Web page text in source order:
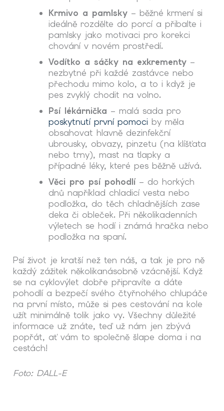
Krmivo a pamlsky – běžné krmení si
ideálně rozdělte do porcí a přibalte i
pamlsky jako motivaci pro korekci
chování v novém prostředí.
Vodítko a sáčky na exkrementy –
nezbytné při každé zastávce nebo
přechodu mimo kolo, a to i když je
pes zvyklý chodit na volno.
Psí lékárnička – malá sada pro
poskytnutí první pomoci by měla
obsahovat hlavně dezinfekční
ubrousky, obvazy, pinzetu (na klíšťata
nebo trny), mast na tlapky a
případné léky, které pes běžně užívá.
Věci pro psí pohodlí– do horkých
dnů například chladicí vesta nebo
podložka, do těch chladnějších zase
deka či obleček. Při několikadenních
výletech se hodí i známá hračka nebo
podložka na spaní.
Psí život je kratší než ten náš, a tak je pro ně
každý zážitek několikanásobně vzácnější. Když
se na cyklovýlet dobře připravíte a dáte
pohodlí a bezpečí svého čtyřnohého chlupáče
na první místo, může si pes cestování na kole
užít minimálně tolik jako vy. Všechny důležité
informace už znáte, teď už nám jen zbývá
popřát, ať vám to společně šlape doma i na
cestách!
Foto: DALL-E